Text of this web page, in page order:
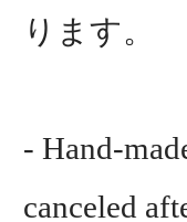
ります。
- Hand-
canceled